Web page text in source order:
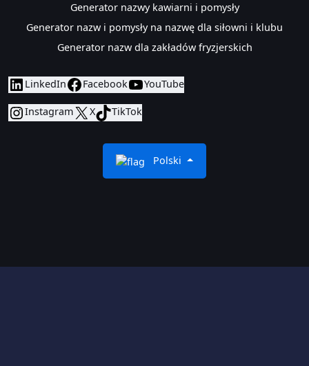
​Generator nazwy kawiarni i pomysły
Generator nazw i pomysły na nazwę dla siłowni i klubu
Generator nazw dla zakładów fryzjerskich
LinkedIn Facebook YouTube
Instagram X TikTok
Polski